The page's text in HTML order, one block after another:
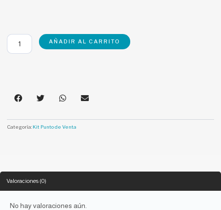
Kit
Básico
Periférico
AÑADIR AL CARRITO
Categoría: Kit Punto de Venta
Valoraciones (0)
No hay valoraciones aún.